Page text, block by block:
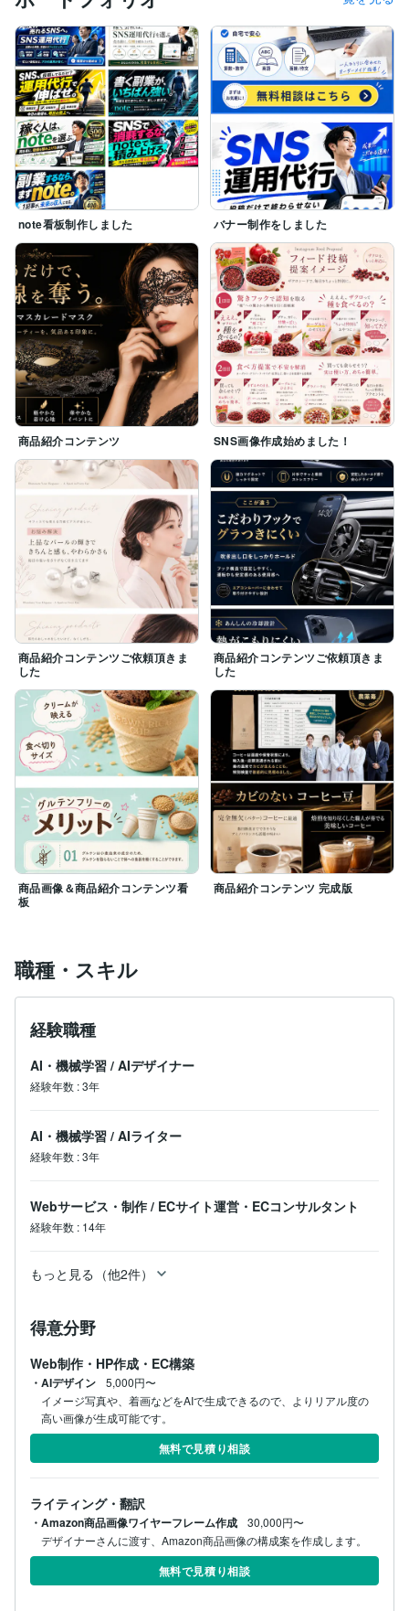
note看板制作しました バナー制作をしました
商品紹介コンテンツ SNS画像作成始めました！
商品紹介コンテンツご依頼頂きま
した
商品紹介コンテンツご依頼頂きま
した
商品画像＆商品紹介コンテンツ看
板
商品紹介コンテンツ 完成版
職種・スキル
経験職種
AI・機械学習 / AIデザイナー
経験年数 :3年
AI・機械学習 / AIライター
経験年数 :3年
Webサービス・制作 / ECサイト運営・ECコンサルタント
経験年数 : 14年
もっと見る（他2件）
得意分野
Web制作・HP作成・EC構築
・AIデザイン
5,000円〜
イメージ写真や、着画などをAIで生成できるので、よりリアル度の
高い画像が生成可能です。
無料で見積り相談
ライティング・翻訳
・Amazon商品画像ワイヤーフレーム作成
30,000円〜
無料で見積り相談